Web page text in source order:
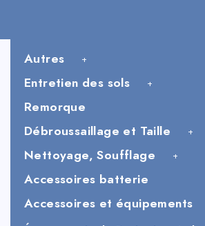
Autres
Entretien des sols
Remorque
Débroussaillage et Taille
Nettoyage, Soufflage
Accessoires batterie
Accessoires et équipements